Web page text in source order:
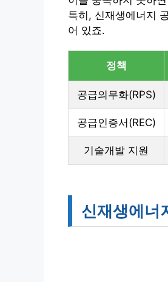
특히, 신재생에너지
어 있죠.
정책
공급의무화(RPS)
공급인증서(REC)
기술개발 지원
신재생에너